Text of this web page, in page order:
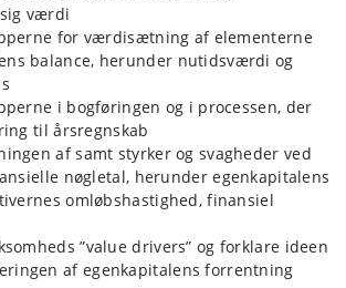
værdi
for værdisætning af elementerne
balance, herunder nutidsværdi og
i bogføringen og i processen, der
til årsregnskab
af samt styrker og svagheder ved
nøgletal, herunder egenkapitalens
omløbshastighed, finansiel
”value drivers” og forklare ideen
af egenkapitalens forrentning